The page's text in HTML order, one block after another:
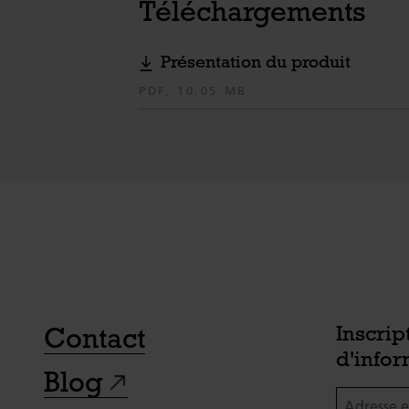
Téléchargements
Présentation du produit
PDF, 10.05 MB
Contact
Blog
Adresse e-